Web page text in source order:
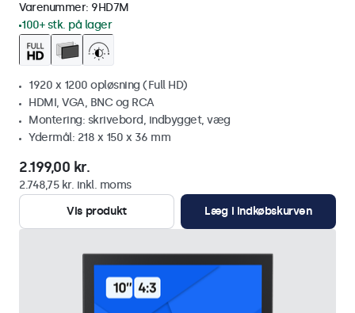
Varenummer: 9HD7M
100+ stk. på lager
1920 x 1200 opløsning (Full HD)
HDMI, VGA, BNC og RCA
Montering: skrivebord, indbygget, væg
Ydermål: 218 x 150 x 36 mm
2.199,00 kr.
2.748,75 kr. inkl. moms
Vis produkt
Læg i indkøbskurven